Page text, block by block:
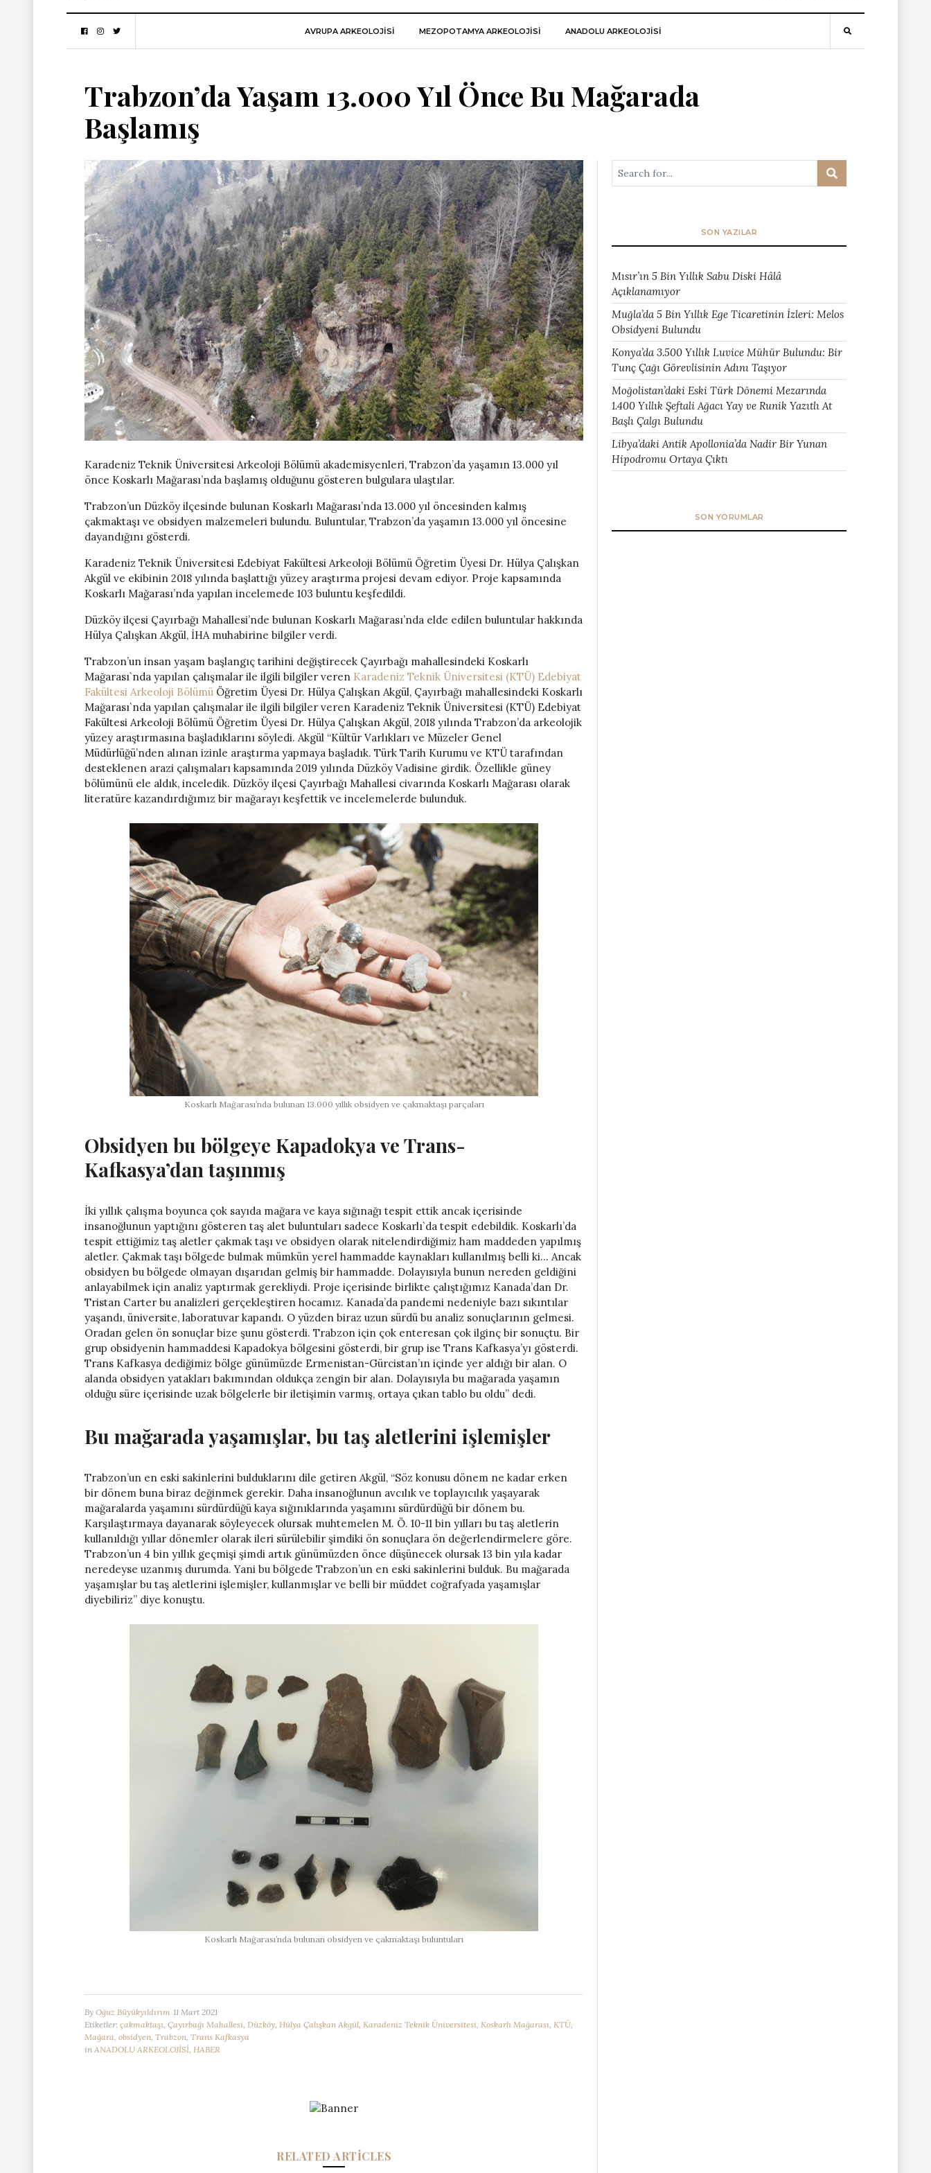
AVRUPA ARKEOLOJISI MEZOPOTAMYA ARKEOLOJISI ANADOLU ARKEOLOJİSİ
Trabzon’da Yaşam 13.000 Yıl Önce Bu Mağarada
Başlamış
Karadeniz Teknik Üniversitesi Arkeoloji Bölümü akademisyenleri, Trabzon’da yaşamın 13.000 yıl
önce Koskarlı Mağarası’nda başlamış olduğunu gösteren bulgulara ulaştılar.
Trabzon’un Düzköy ilçesinde bulunan Koskarlı Mağarası’nda 13.000 yıl öncesinden kalmış
çakmaktaşı ve obsidyen malzemeleri bulundu. Buluntular, Trabzon’da yaşamın 13.000 yıl öncesine
dayandığını gösterdi.
Karadeniz Teknik Üniversitesi Edebiyat Fakültesi Arkeoloji Bölümü Öğretim Üyesi Dr. Hülya Çalışkan
Akgül ve ekibinin 2018 yılında başlattığı yüzey araştırma projesi devam ediyor. Proje kapsamında
Koskarlı Mağarası’nda yapılan incelemede 103 buluntu keşfedildi.
Düzköy ilçesi Çayırbağı Mahallesi’nde bulunan Koskarlı Mağarası’nda elde edilen buluntular hakkında
Hülya Çalışkan Akgül, İHA muhabirine bilgiler verdi.
Trabzon’un insan yaşam başlangıç tarihini değiştirecek Çayırbağı mahallesindeki Koskarlı
Mağarası`nda yapılan çalışmalar ile ilgili bilgiler veren Karadeniz Teknik Üniversitesi (KTÜ) Edebiyat
Fakültesi Arkeoloji Bölümü Öğretim Üyesi Dr. Hülya Çalışkan Akgül, Çayırbağı mahallesindeki Koskarlı
Mağarası`nda yapılan çalışmalar ile ilgili bilgiler veren Karadeniz Teknik Üniversitesi (KTÜ) Edebiyat
Fakültesi Arkeoloji Bölümü Öğretim Üyesi Dr. Hülya Çalışkan Akgül, 2018 yılında Trabzon’da arkeolojik
yüzey araştırmasına başladıklarını söyledi. Akgül “Kültür Varlıkları ve Müzeler Genel
Müdürlüğü’nden alınan izinle araştırma yapmaya başladık. Türk Tarih Kurumu ve KTÜ tarafından
desteklenen arazi çalışmaları kapsamında 2019 yılında Düzköy Vadisine girdik. Özellikle güney
bölümünü ele aldık, inceledik. Düzköy ilçesi Çayırbağı Mahallesi civarında Koskarlı Mağarası olarak
literatüre kazandırdığımız bir mağarayı keşfettik ve incelemelerde bulunduk.
Koskarlı Mağarası’nda bulunan 13.000 yıllık obsidyen ve çakmaktaşı parçaları
Obsidyen bu bölgeye Kapadokya ve Trans-
Kafkasya’dan taşınmış
İki yıllık çalışma boyunca çok sayıda mağara ve kaya sığınağı tespit ettik ancak içerisinde
insanoğlunun yaptığını gösteren taş alet buluntuları sadece Koskarlı`da tespit edebildik. Koskarlı’da
tespit ettiğimiz taş aletler çakmak taşı ve obsidyen olarak nitelendirdiğimiz ham maddeden yapılmış
aletler. Çakmak taşı bölgede bulmak mümkün yerel hammadde kaynakları kullanılmış belli ki… Ancak
obsidyen bu bölgede olmayan dışarıdan gelmiş bir hammadde. Dolayısıyla bunun nereden geldiğini
anlayabilmek için analiz yaptırmak gerekliydi. Proje içerisinde birlikte çalıştığımız Kanada’dan Dr.
Tristan Carter bu analizleri gerçekleştiren hocamız. Kanada’da pandemi nedeniyle bazı sıkıntılar
yaşandı, üniversite, laboratuvar kapandı. O yüzden biraz uzun sürdü bu analiz sonuçlarının gelmesi.
Oradan gelen ön sonuçlar bize şunu gösterdi. Trabzon için çok enteresan çok ilginç bir sonuçtu. Bir
grup obsidyenin hammaddesi Kapadokya bölgesini gösterdi, bir grup ise Trans Kafkasya’yı gösterdi.
Trans Kafkasya dediğimiz bölge günümüzde Ermenistan-Gürcistan’ın içinde yer aldığı bir alan. O
alanda obsidyen yatakları bakımından oldukça zengin bir alan. Dolayısıyla bu mağarada yaşamın
olduğu süre içerisinde uzak bölgelerle bir iletişimin varmış, ortaya çıkan tablo bu oldu” dedi.
Bu mağarada yaşamışlar, bu taş aletlerini işlemişler
Trabzon’un en eski sakinlerini bulduklarını dile getiren Akgül, “Söz konusu dönem ne kadar erken
bir dönem buna biraz değinmek gerekir. Daha insanoğlunun avcılık ve toplayıcılık yaşayarak
mağaralarda yaşamını sürdürdüğü kaya sığınıklarında yaşamını sürdürdüğü bir dönem bu.
Karşılaştırmaya dayanarak söyleyecek olursak muhtemelen M. Ö. 10-11 bin yılları bu taş aletlerin
kullanıldığı yıllar dönemler olarak ileri sürülebilir şimdiki ön sonuçlara ön değerlendirmelere göre.
Trabzon’un 4 bin yıllık geçmişi şimdi artık günümüzden önce düşünecek olursak 13 bin yıla kadar
neredeyse uzanmış durumda. Yani bu bölgede Trabzon’un en eski sakinlerini bulduk. Bu mağarada
yaşamışlar bu taş aletlerini işlemişler, kullanmışlar ve belli bir müddet coğrafyada yaşamışlar
diyebiliriz” diye konuştu.
Koskarlı Mağarası’nda bulunan obsidyen ve çakmaktaşı buluntuları
By Oğuz Büyükyıldırım 11 Mart 2021
Etiketler: çakmaktaşı Çayırbağı Mahallesi Düzköy Hülya Çalışkan Akgül Karadeniz Teknik Üniversitesi Koskarlı Mağarası KTÜ
Mağara obsidyen Trabzon Trans Kafkasya
in ANADOLU ARKEOLOJİSİ HABER
RELATED ARTICLES
SON YAZILAR
Mısır’ın 5 Bin Yıllık Sabu Diski Hâlâ
Açıklanamıyor
Muğla’da 5 Bin Yıllık Ege Ticaretinin İzleri: Melos
Obsidyeni Bulundu
Konya’da 3.500 Yıllık Luvice Mühür Bulundu: Bir
Tunç Çağı Görevlisinin Adını Taşıyor
Moğolistan’daki Eski Türk Dönemi Mezarında
1.400 Yıllık Şeftali Ağacı Yay ve Runik Yazıtlı At
Başlı Çalgı Bulundu
Libya’daki Antik Apollonia’da Nadir Bir Yunan
Hipodromu Ortaya Çıktı
SON YORUMLAR